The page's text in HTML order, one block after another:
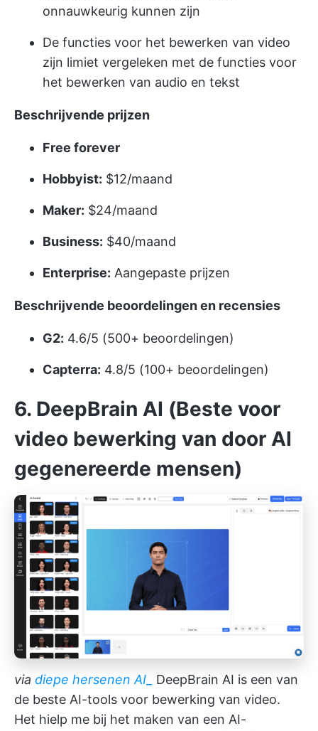
onnauwkeurig kunnen zijn
De functies voor het bewerken van video
zijn limiet vergeleken met de functies voor
het bewerken van audio en tekst
Beschrijvende prijzen
Free forever
Hobbyist: $12/maand
Maker: $24/maand
Business: $40/maand
Enterprise: Aangepaste prijzen
Beschrijvende beoordelingen en recensies
G2: 4.6/5 (500+ beoordelingen)
Capterra: 4.8/5 (100+ beoordelingen)
6. DeepBrain AI (Beste voor
video bewerking van door AI
gegenereerde mensen)
via diepe hersenen AI_
DeepBrain AI is een van
de beste AI-tools voor bewerking van video.
Het hielp me bij het maken van een AI-